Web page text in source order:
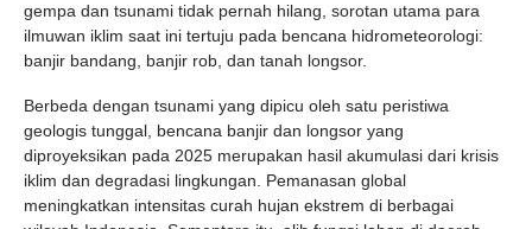
gempa dan tsunami tidak pernah hilang, sorotan utama para
ilmuwan iklim saat ini tertuju pada bencana hidrometeorologi:
banjir bandang, banjir rob, dan tanah longsor.
Berbeda dengan tsunami yang dipicu oleh satu peristiwa
geologis tunggal, bencana banjir dan longsor yang
diproyeksikan pada 2025 merupakan hasil akumulasi dari krisis
iklim dan degradasi lingkungan. Pemanasan global
meningkatkan intensitas curah hujan ekstrem di berbagai